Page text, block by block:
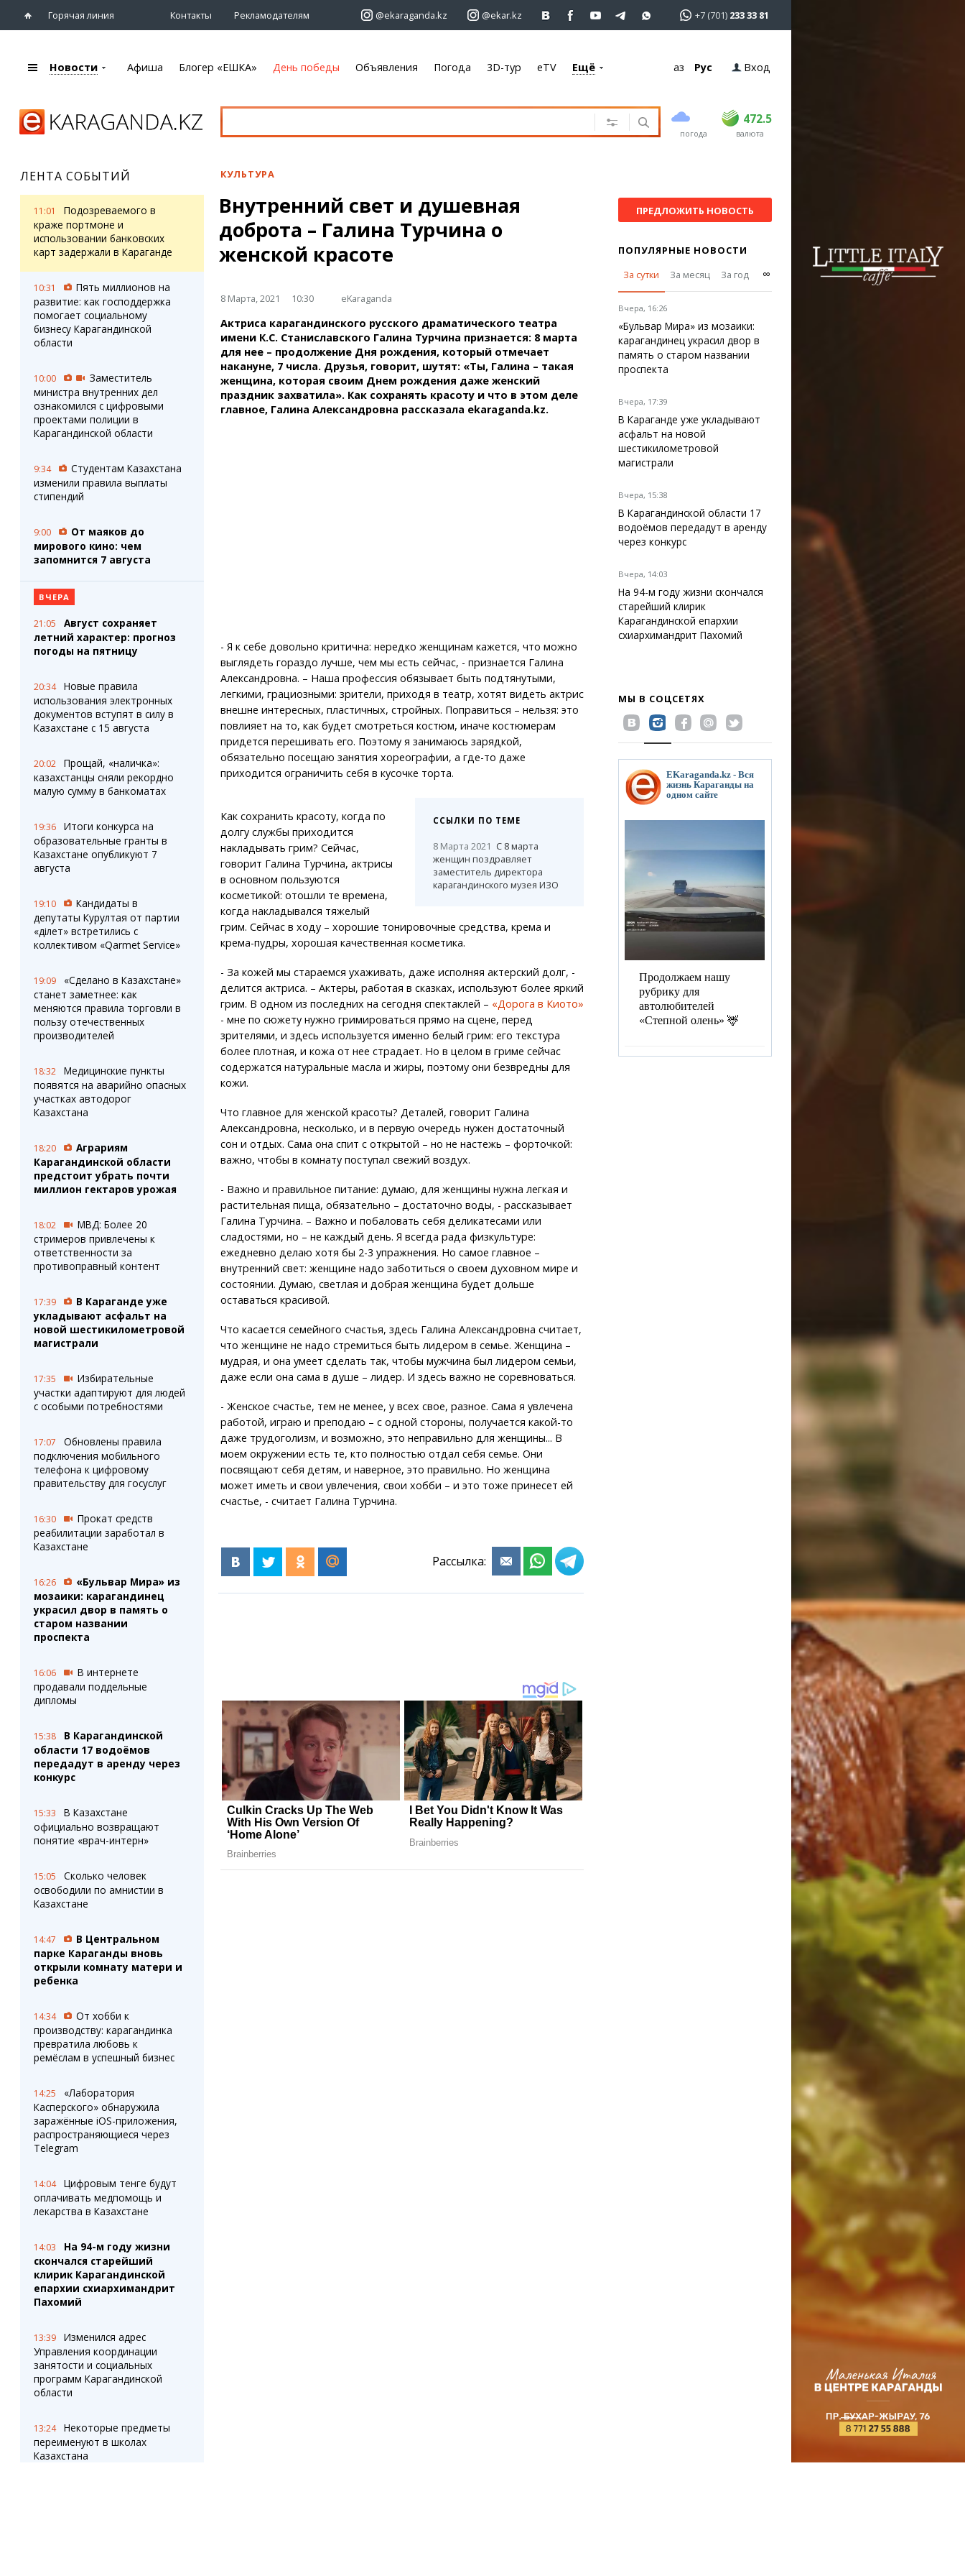
Горячая линия Контакты Рекламодателям @ekaraganda.kz @ekar.kz +7 (701) 233 33 81
Караганды
eTV
Рассылка новостей
Персоны
Интервью
Афиша
Театры
Спорт
Выставки
Цирк и зоопарк
Объявления
Услуги
Электроника
Мебель
Блогер «ЕШКА»
Лента блогера
Штрихи
Фотокомиксы
Ешкин гороскоп
Web-камеры
Пробки
Карта Караганды
Организации
Мой участковый
Перекрытие дорог
Караганда
Темиртау
Балхаш
Жезказган
Медиа
Видео
3D-тур
Timelapse
Новости Афиша Блогер «ЕШКА» День победы Объявления Погода 3D-тур eTV Ещё Қаз Рус Вход
погода
472.5
USD 469 472.5
EUR валюта
ЛЕНТА СОБЫТИЙ
11:01
Подозреваемого в
краже портмоне и
использовании банковских
карт задержали в Караганде
10:31
Пять миллионов на
развитие: как господдержка
помогает социальному
бизнесу Карагандинской
области
10:00
Заместитель
министра внутренних дел
ознакомился с цифровыми
проектами полиции в
Карагандинской области
9:34
Студентам Казахстана
изменили правила выплаты
стипендий
9:00
От маяков до
мирового кино: чем
запомнится 7 августа
ВЧЕРА
21:05
Август сохраняет
летний характер: прогноз
погоды на пятницу
20:34
Новые правила
использования электронных
документов вступят в силу в
Казахстане с 15 августа
20:02
Прощай, «наличка»:
казахстанцы сняли рекордно
малую сумму в банкоматах
19:36
Итоги конкурса на
образовательные гранты в
Казахстане опубликуют 7
августа
19:10
Кандидаты в
депутаты Курултая от партии
«Әділет» встретились с
коллективом «Qarmet Service»
19:09
«Сделано в Казахстане»
станет заметнее: как
меняются правила торговли в
пользу отечественных
производителей
18:32
Медицинские пункты
появятся на аварийно опасных
участках автодорог
Казахстана
18:20
Аграриям
Карагандинской области
предстоит убрать почти
миллион гектаров урожая
18:02
МВД: Более 20
стримеров привлечены к
ответственности за
противоправный контент
17:39
В Караганде уже
укладывают асфальт на
новой шестикилометровой
магистрали
17:35
Избирательные
участки адаптируют для людей
с особыми потребностями
17:07
Обновлены правила
подключения мобильного
телефона к цифровому
правительству для госуслуг
16:30
Прокат средств
реабилитации заработал в
Казахстане
16:26
«Бульвар Мира» из
мозаики: карагандинец
украсил двор в память о
старом названии
проспекта
16:06
В интернете
продавали поддельные
дипломы
15:38
В Карагандинской
области 17 водоёмов
передадут в аренду через
конкурс
15:33
В Казахстане
официально возвращают
понятие «врач-интерн»
15:05
Сколько человек
освободили по амнистии в
Казахстане
14:47
В Центральном
парке Караганды вновь
открыли комнату матери и
ребенка
14:34
От хобби к
производству: карагандинка
превратила любовь к
ремёслам в успешный бизнес
14:25
«Лаборатория
Касперского» обнаружила
заражённые iOS-приложения,
распространяющиеся через
Telegram
14:04
Цифровым тенге будут
оплачивать медпомощь и
лекарства в Казахстане
14:03
На 94-м году жизни
скончался старейший
клирик Карагандинской
епархии схиархимандрит
Пахомий
13:39
Изменился адрес
Управления координации
занятости и социальных
программ Карагандинской
области
13:24
Некоторые предметы
переименуют в школах
Казахстана
КУЛЬТУРА
Внутренний свет и душевная
доброта – Галина Турчина о
женской красоте
8 Марта, 2021 10:30 eKaraganda
Актриса карагандинского русского драматического театра
имени К.С. Станиславского Галина Турчина признается: 8 марта
для нее – продолжение Дня рождения, который отмечает
накануне, 7 числа. Друзья, говорит, шутят: «Ты, Галина – такая
женщина, которая своим Днем рождения даже женский
праздник захватила». Как сохранять красоту и что в этом деле
главное, Галина Александровна рассказала ekaraganda.kz.
- Я к себе довольно критична: нередко женщинам кажется, что можно
выглядеть гораздо лучше, чем мы есть сейчас, - признается Галина
Александровна. – Наша профессия обязывает быть подтянутыми,
легкими, грациозными: зрители, приходя в театр, хотят видеть актрис
внешне интересных, пластичных, стройных. Поправиться – нельзя: это
повлияет на то, как будет смотреться костюм, иначе костюмерам
придется перешивать его. Поэтому я занимаюсь зарядкой,
обязательно посещаю занятия хореографии, а где-то даже
приходится ограничить себя в кусочке торта.
ССЫЛКИ ПО ТЕМЕ
8 Марта 2021 С 8 марта
женщин поздравляет
заместитель директора
карагандинского музея ИЗО
Как сохранить красоту, когда по
долгу службы приходится
накладывать грим? Сейчас,
говорит Галина Турчина, актрисы
в основном пользуются
косметикой: отошли те времена,
когда накладывался тяжелый
грим. Сейчас в ходу – хорошие тонировочные средства, крема и
крема-пудры, хорошая качественная косметика.
- За кожей мы стараемся ухаживать, даже исполняя актерский долг, -
делится актриса. – Актеры, работая в сказках, используют более яркий
грим. В одном из последних на сегодня спектаклей – «Дорога в Киото»
- мне по сюжету нужно гримироваться прямо на сцене, перед
зрителями, и здесь используется именно белый грим: его текстура
более плотная, и кожа от нее страдает. Но в целом в гриме сейчас
содержатся натуральные масла и жиры, поэтому они безвредны для
кожи.
Что главное для женской красоты? Деталей, говорит Галина
Александровна, несколько, и в первую очередь нужен достаточный
сон и отдых. Сама она спит с открытой – но не настежь – форточкой:
важно, чтобы в комнату поступал свежий воздух.
- Важно и правильное питание: думаю, для женщины нужна легкая и
растительная пища, обязательно – достаточно воды, - рассказывает
Галина Турчина. – Важно и побаловать себя деликатесами или
сладостями, но – не каждый день. Я всегда рада физкультуре:
ежедневно делаю хотя бы 2-3 упражнения. Но самое главное –
внутренний свет: женщине надо заботиться о своем духовном мире и
состоянии. Думаю, светлая и добрая женщина будет дольше
оставаться красивой.
Что касается семейного счастья, здесь Галина Александровна считает,
что женщине не надо стремиться быть лидером в семье. Женщина –
мудрая, и она умеет сделать так, чтобы мужчина был лидером семьи,
даже если она сама в душе – лидер. И здесь важно не соревноваться.
- Женское счастье, тем не менее, у всех свое, разное. Сама я увлечена
работой, играю и преподаю – с одной стороны, получается какой-то
даже трудоголизм, и возможно, это неправильно для женщины... В
моем окружении есть те, кто полностью отдал себя семье. Они
посвящают себя детям, и наверное, это правильно. Но женщина
может иметь и свои увлечения, свои хобби – и это тоже принесет ей
счастье, - считает Галина Турчина.
Рассылка:
ПРЕДЛОЖИТЬ НОВОСТЬ
ПОПУЛЯРНЫЕ НОВОСТИ
За сутки
За месяц За год ∞
Вчера, 16:26
«Бульвар Мира» из мозаики:
карагандинец украсил двор в
память о старом названии
проспекта
Вчера, 17:39
В Караганде уже укладывают
асфальт на новой
шестикилометровой
магистрали
Вчера, 15:38
В Карагандинской области 17
водоёмов передадут в аренду
через конкурс
Вчера, 14:03
На 94-м году жизни скончался
старейший клирик
Карагандинской епархии
схиархимандрит Пахомий
МЫ В СОЦСЕТЯХ
EKaraganda.kz - Вся
жизнь Караганды на
одном сайте